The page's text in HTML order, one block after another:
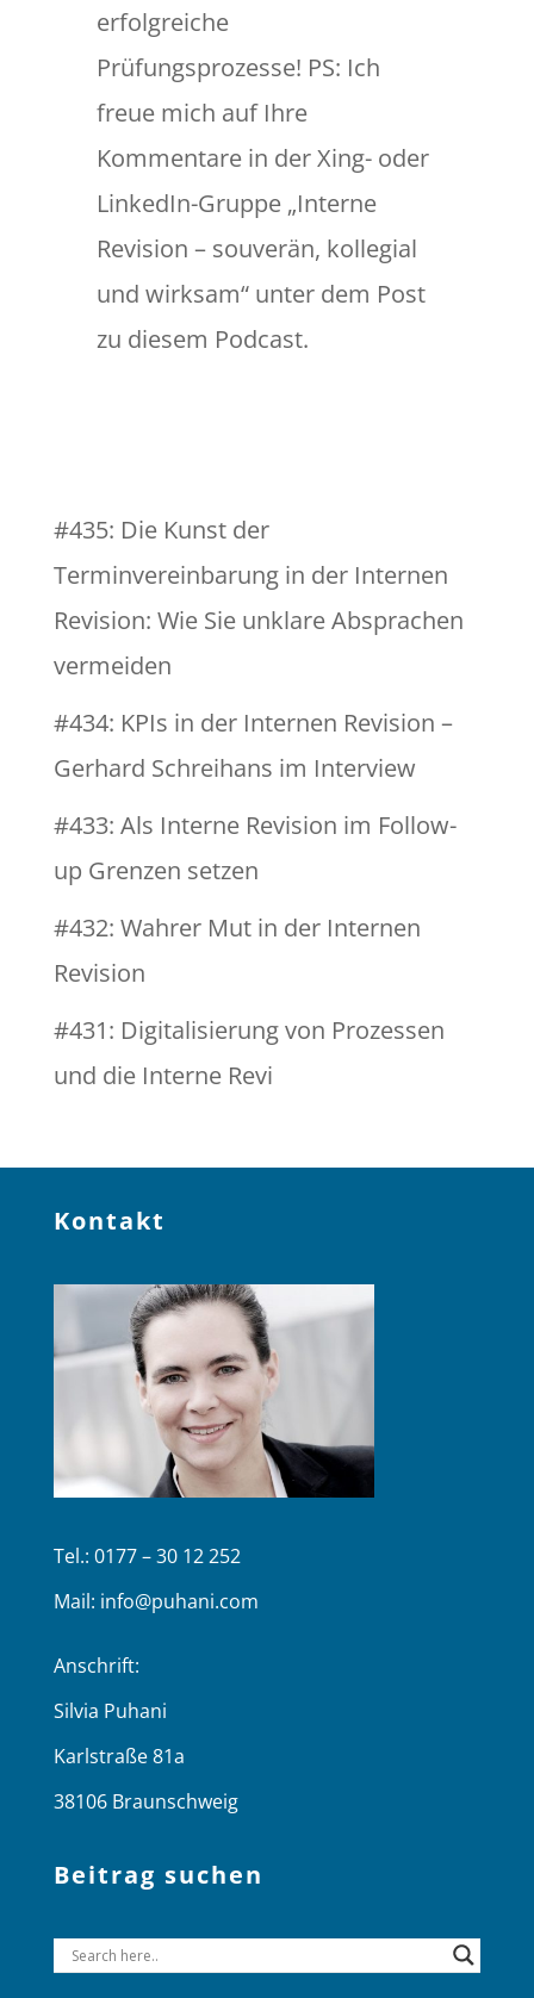
erfolgreiche
Prüfungsprozesse! PS: Ich
freue mich auf Ihre
Kommentare in der Xing- oder
LinkedIn-Gruppe „Interne
Revision – souverän, kollegial
und wirksam“ unter dem Post
zu diesem Podcast.
#435: Die Kunst der
Terminvereinbarung in der Internen
Revision: Wie Sie unklare Absprachen
vermeiden
#434: KPIs in der Internen Revision –
Gerhard Schreihans im Interview
#433: Als Interne Revision im Follow-
up Grenzen setzen
#432: Wahrer Mut in der Internen
Revision
#431: Digitalisierung von Prozessen
und die Interne Revi
Kontakt
Tel.: 0177 – 30 12 252
Mail: info@puhani.com
Anschrift:
Silvia Puhani
Karlstraße 81a
38106 Braunschweig
Beitrag suchen